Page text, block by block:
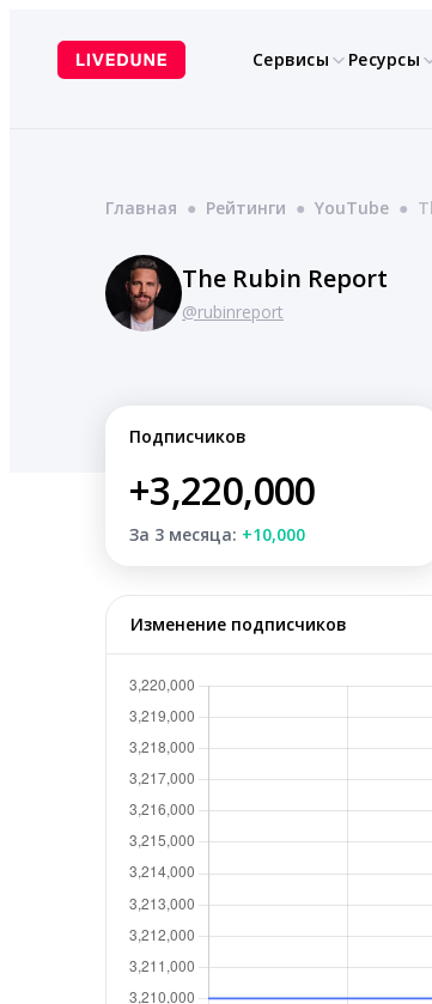
содержимому
Сервисы Ресурсы
Главная ● Рейтинги ● YouTube ●
The Rubin Report
@rubinreport
Подписчиков
+3,220,000
За 3 месяца: +10,000
Изменение подписчиков